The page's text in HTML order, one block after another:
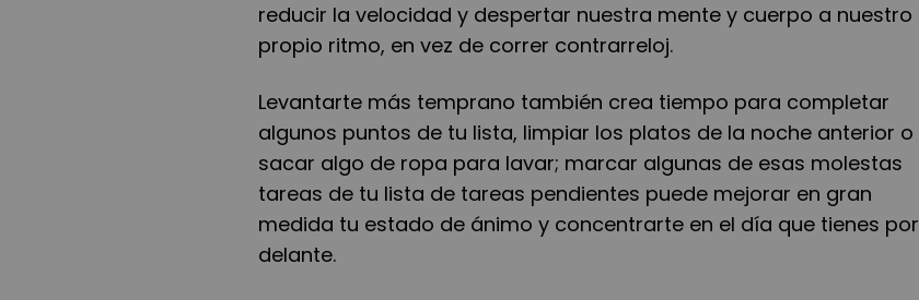
reducir la velocidad y despertar nuestra mente y cuerpo a nuestro
propio ritmo, en vez de correr contrarreloj.
Levantarte más temprano también crea tiempo para completar
algunos puntos de tu lista, limpiar los platos de la noche anterior o
sacar algo de ropa para lavar; marcar algunas de esas molestas
tareas de tu lista de tareas pendientes puede mejorar en gran
medida tu estado de ánimo y concentrarte en el día que tienes por
delante.